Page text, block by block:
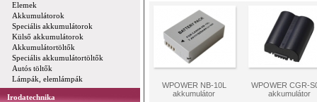
Elemek
Akkumulátorok
Speciális akkumulátorok
Külső akkumulátorok
Akkumulátortöltők
Speciális akkumulátortöltők
Autós töltők
Lámpák, elemlámpák
Irodatechnika
WPOWER NB-10L
akkumulátor
WPOWER CGR-
akkumulátor